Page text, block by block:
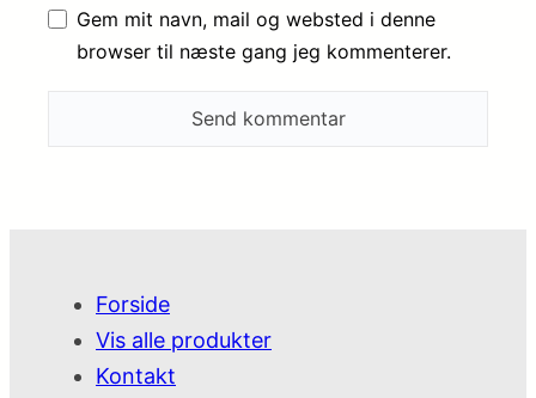
Gem mit navn, mail og websted i denne
browser til næste gang jeg kommenterer.
Forside
Vis alle produkter
Kontakt